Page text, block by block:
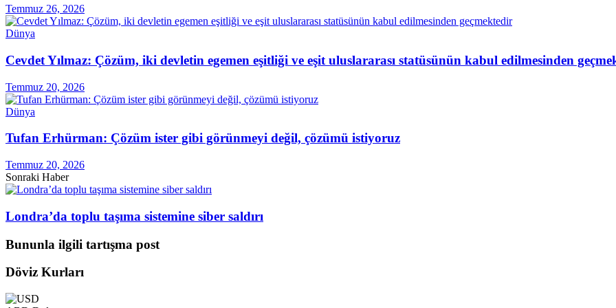
Temmuz 26, 2026
Dünya
Cevdet Yılmaz: Çözüm, iki devletin egemen eşitliği ve eşit uluslararası statüsünün kabul edilmesinden
Temmuz 20, 2026
Dünya
Tufan Erhürman: Çözüm ister gibi görünmeyi değil, çözümü istiyoruz
Temmuz 20, 2026
Sonraki Haber
Londra’da toplu taşıma sistemine siber saldırı
Bununla ilgili tartışma post
Döviz Kurları